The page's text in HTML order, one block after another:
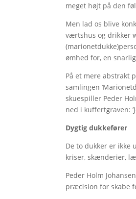
meget højt på den
Men lad os blive
værtshus og drikker
ømhed for, en
På et mere abstrakt
samlingen
skuespiller Peder
ned i kuffertgraven:
Dygtig dukkefører
De to dukker er ikke
kriser, skænderier,
Peder Holm
præcision for skabe